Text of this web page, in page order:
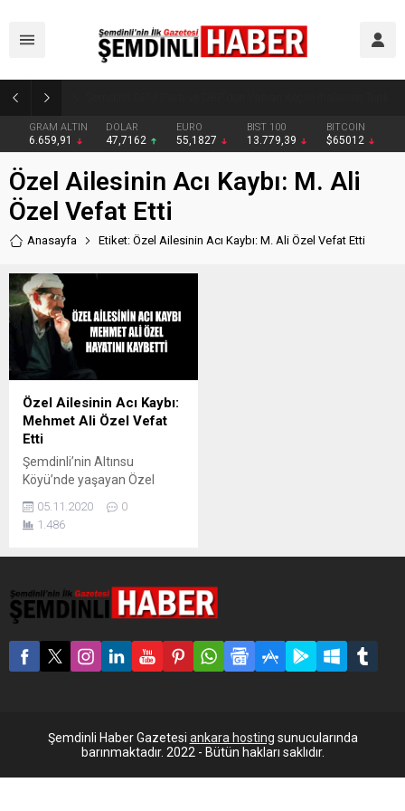
GRAM ALTIN
6.659,91
DOLAR
47,7162
EURO
55,1827
BIST 100
13.779,39
BITCOIN
$65012
Özel Ailesinin Acı Kaybı: M. Ali
Özel Vefat Etti
Anasayfa Etiket: Özel Ailesinin Acı Kaybı: M. Ali Özel Vefat Etti
Özel Ailesinin Acı Kaybı:
Mehmet Ali Özel Vefat
Etti
Şemdinli’nin Altınsu
Köyü’nde yaşayan Özel
Mehmet Ali Özel, hayatını
kaybetti. Şemdinli’nin
büyüklerinden Mehmet Ali
Özel, kaldırıldığı Şemdinli
Devlet Hastanesi’nde
hayatını kaybetti. Özel’in
cenazesi koronavirüs
pandemi nedeniyle taziye
kuramayaklarını belirtti. Aile
05.11.2020
0
1.486
Şemdinli Haber Gazetesi ankara hosting sunucularında
barınmaktadır. 2022 - Bütün hakları saklıdır.